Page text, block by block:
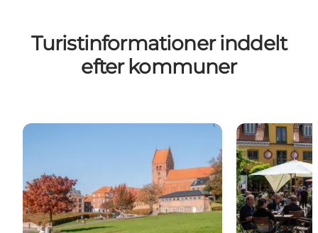
Turistinformationer inddelt
efter kommuner
Næstved Vordingborg